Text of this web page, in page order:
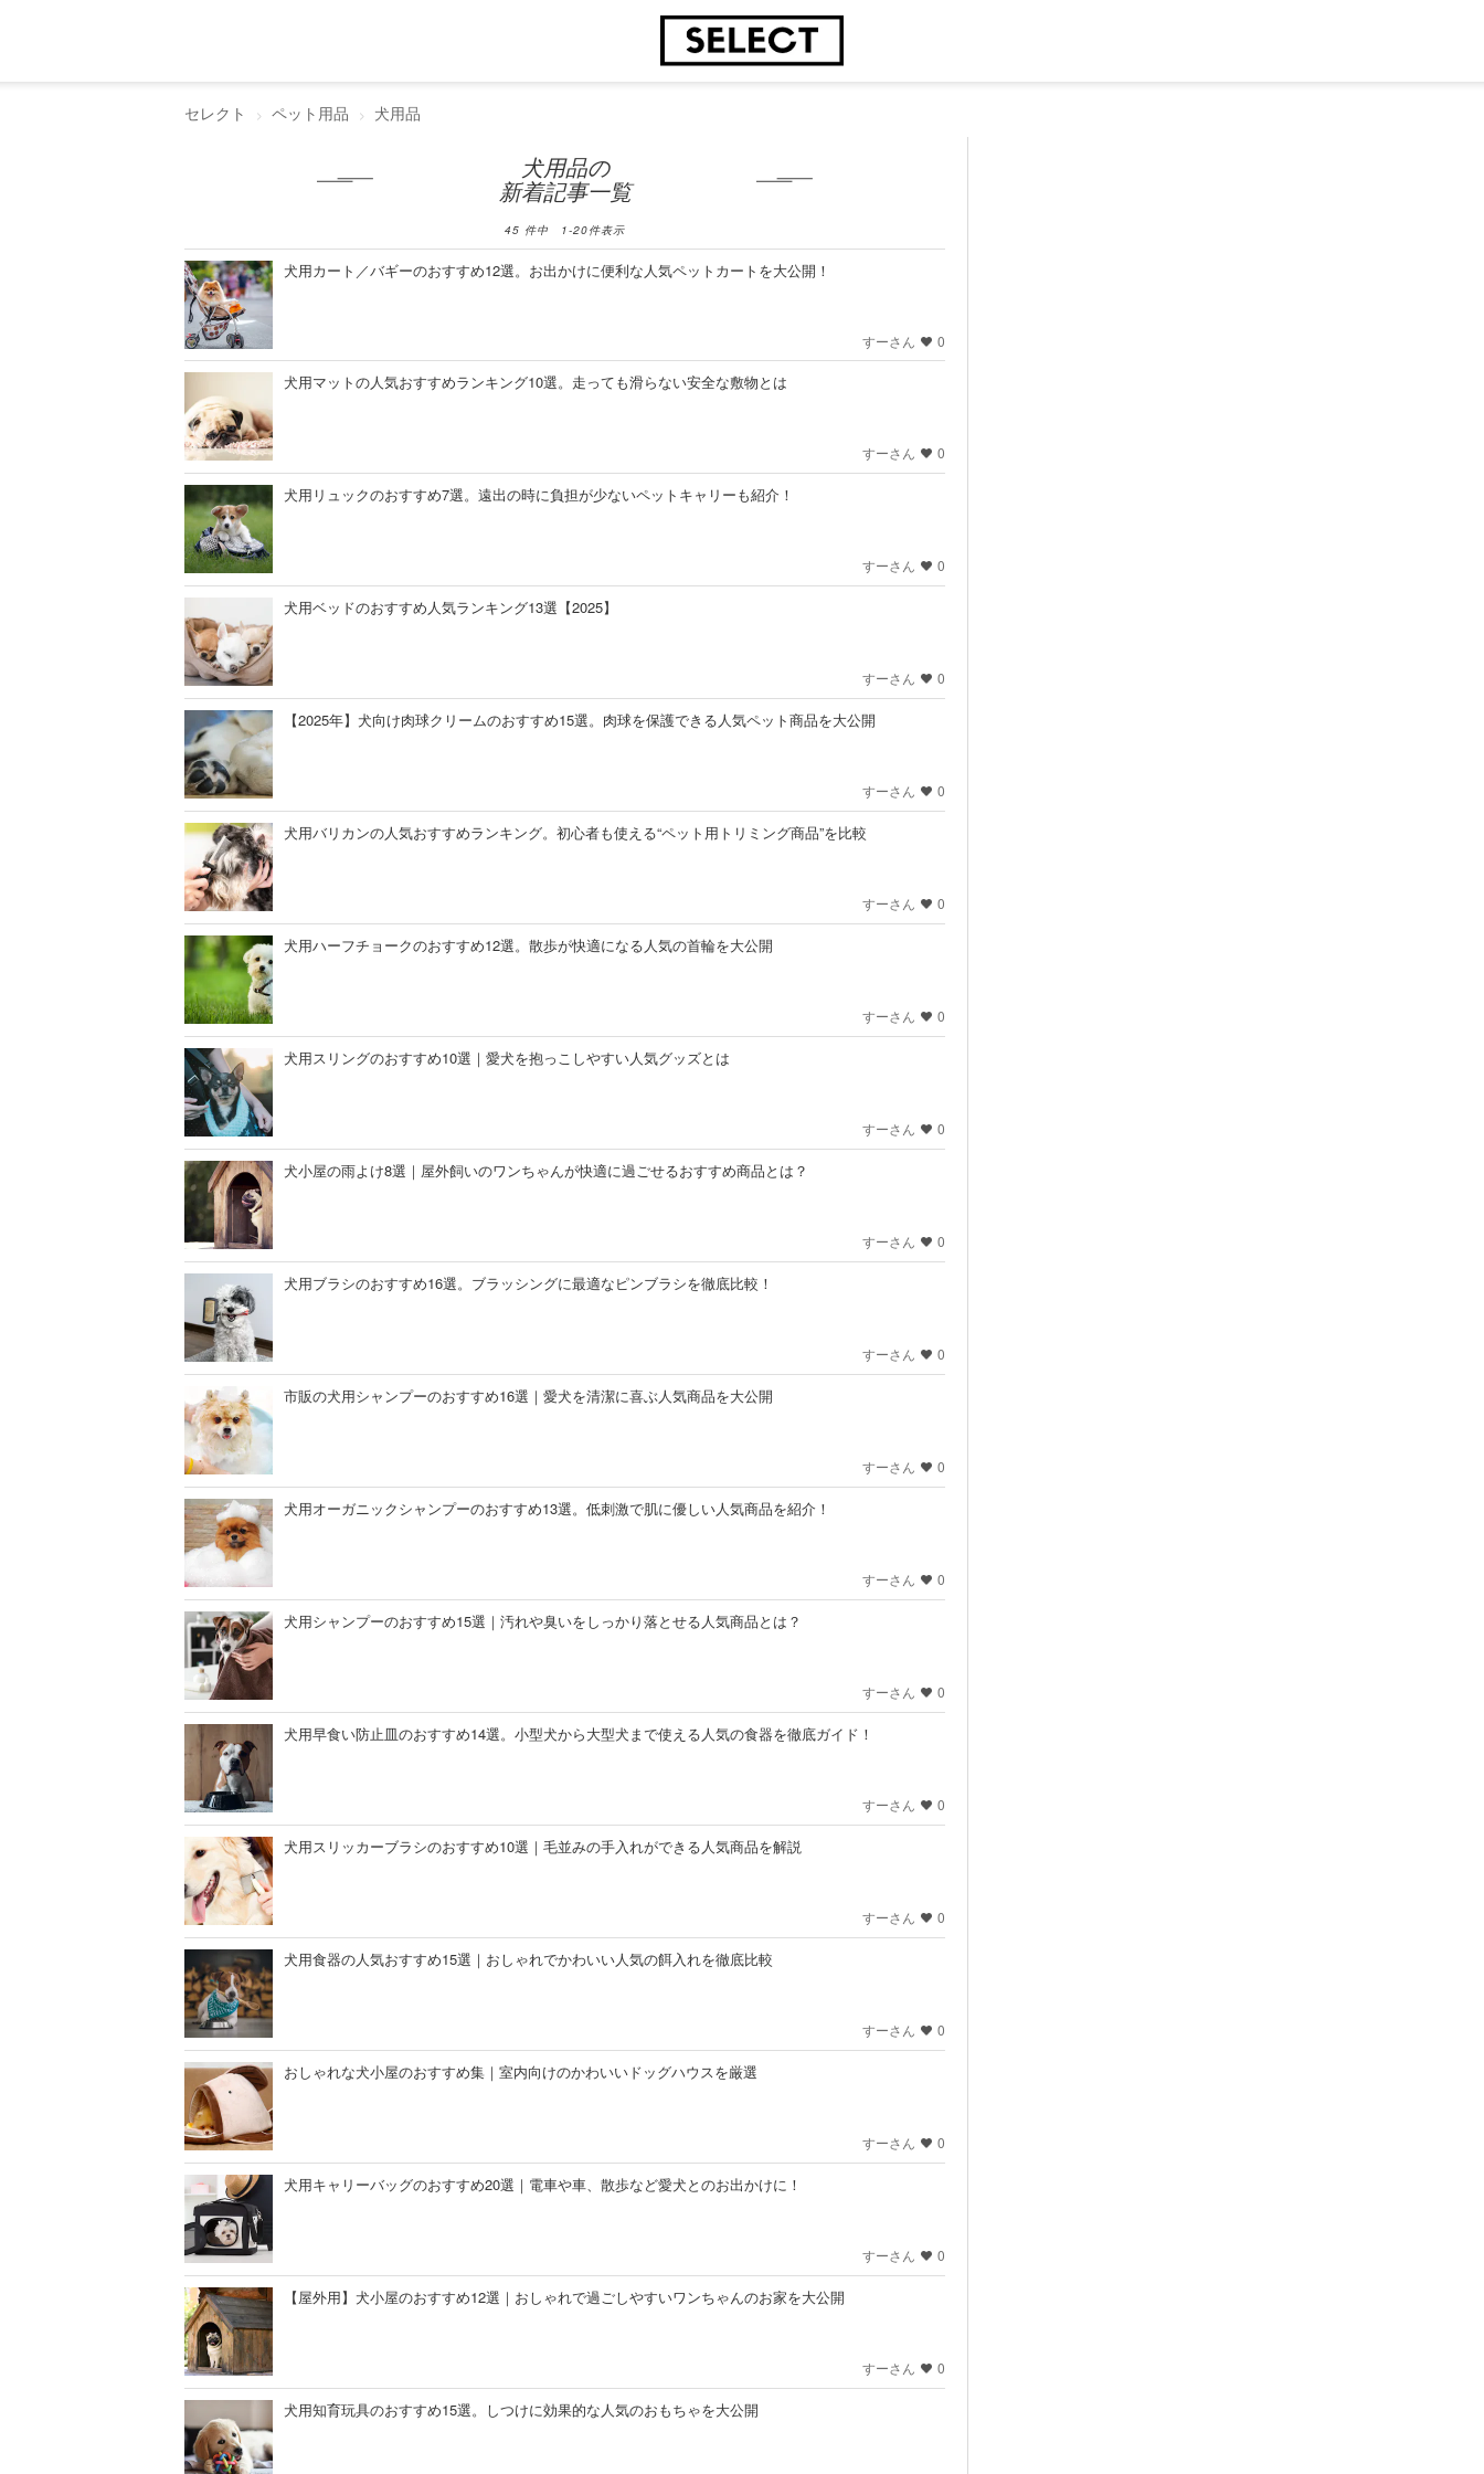
セレクト ペット用品 犬用品
犬用品の
新着記事一覧
45 件中 1-20件表示
犬用カート／バギーのおすすめ12選。お出かけに便利な人気ペットカートを大公開！
すーさん 0
犬用マットの人気おすすめランキング10選。走っても滑らない安全な敷物とは
すーさん 0
犬用リュックのおすすめ7選。遠出の時に負担が少ないペットキャリーも紹介！
すーさん 0
犬用ベッドのおすすめ人気ランキング13選【2025】
すーさん 0
【2025年】犬向け肉球クリームのおすすめ15選。肉球を保護できる人気ペット商品を大公開
すーさん 0
犬用バリカンの人気おすすめランキング。初心者も使える“ペット用トリミング商品”を比較
すーさん 0
犬用ハーフチョークのおすすめ12選。散歩が快適になる人気の首輪を大公開
すーさん 0
犬用スリングのおすすめ10選｜愛犬を抱っこしやすい人気グッズとは
すーさん 0
犬小屋の雨よけ8選｜屋外飼いのワンちゃんが快適に過ごせるおすすめ商品とは？
すーさん 0
犬用ブラシのおすすめ16選。ブラッシングに最適なピンブラシを徹底比較！
すーさん 0
市販の犬用シャンプーのおすすめ16選｜愛犬を清潔に喜ぶ人気商品を大公開
すーさん 0
犬用オーガニックシャンプーのおすすめ13選。低刺激で肌に優しい人気商品を紹介！
すーさん 0
犬用シャンプーのおすすめ15選｜汚れや臭いをしっかり落とせる人気商品とは？
すーさん 0
犬用早食い防止皿のおすすめ14選。小型犬から大型犬まで使える人気の食器を徹底ガイド！
すーさん 0
犬用スリッカーブラシのおすすめ10選｜毛並みの手入れができる人気商品を解説
すーさん 0
犬用食器の人気おすすめ15選｜おしゃれでかわいい人気の餌入れを徹底比較
すーさん 0
おしゃれな犬小屋のおすすめ集｜室内向けのかわいいドッグハウスを厳選
すーさん 0
犬用キャリーバッグのおすすめ20選｜電車や車、散歩など愛犬とのお出かけに！
すーさん 0
【屋外用】犬小屋のおすすめ12選｜おしゃれで過ごしやすいワンちゃんのお家を大公開
すーさん 0
犬用知育玩具のおすすめ15選。しつけに効果的な人気のおもちゃを大公開